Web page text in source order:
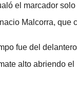
el marcador
Malcorra, que
fue del
alto abriendo